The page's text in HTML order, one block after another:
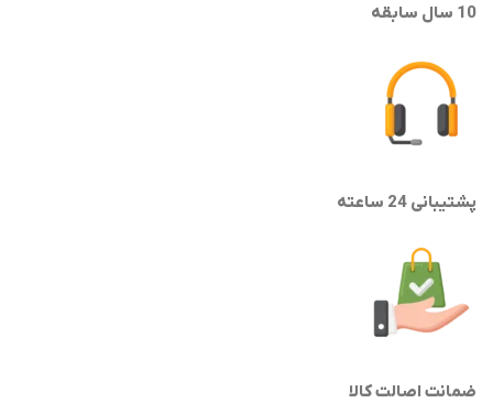
10 سال سابقه
پشتیبانی 24 ساعته
ضمانت اصالت کالا